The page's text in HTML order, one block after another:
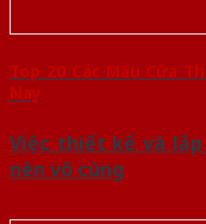
Top 20 Các Mẫu Cửa
Nay
Việc thiết kế và
nên vô cùng